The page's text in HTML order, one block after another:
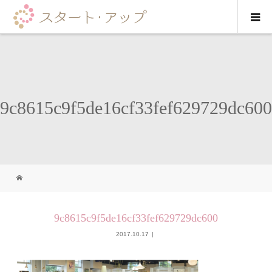
9c8615c9f5de16cf33fef629729dc600
9c8615c9f5de16cf33fef629729dc600
2017.10.17